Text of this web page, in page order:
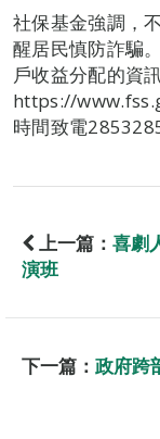
社保基金強調，
醒居民慎防詐騙
戶收益分配的資
https://
時間致電
上一篇： 喜劇
演班
下一篇： 政府跨